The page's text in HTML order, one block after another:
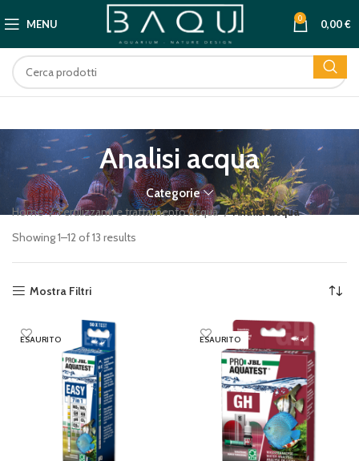
MENU 0 0,00€
Analisi acqua
Categorie
Home Fertilizzanti e trattamento Acqua
Analisi acqua
Showing 1–12 of 13 results
Mostra Filtri
ESAURITO ESAURITO